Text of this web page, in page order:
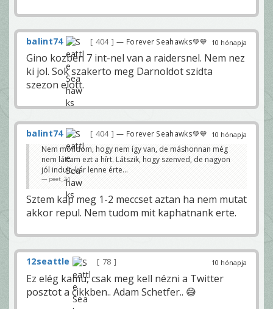
10 hónapja
balint74 404 — Forever Seahawks💚💙
Gino kozben 7 int-nel van a raidersnel. Nem nez
ki jol. Sok szakerto meg Darnoldot szidta
szezon elott.
10 hónapja
balint74 404 — Forever Seahawks💚💙
Nem mondom, hogy nem így van, de máshonnan még
nem láttam ezt a hírt. Látszik, hogy szenved, de nagyon
jól indult, kár lenne érte...
peet_24
Sztem kap meg 1-2 meccset aztan ha nem mutat
akkor repul. Nem tudom mit kaphatnank erte.
10 hónapja
12seattle 78
Ez elég kamu, csak meg kell nézni a Twitter
posztot a cikkben.. Adam Schetfer.. 😅